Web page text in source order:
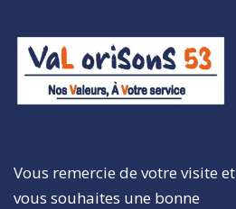
Vous remercie de votre visite et
vous souhaites une bonne